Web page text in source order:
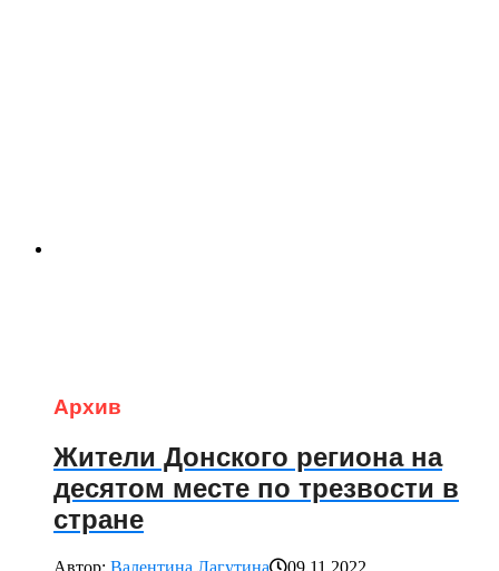
Архив
Жители Донского региона на
десятом месте по трезвости в
стране
Автор: Валентина Лагутина
09.11.2022